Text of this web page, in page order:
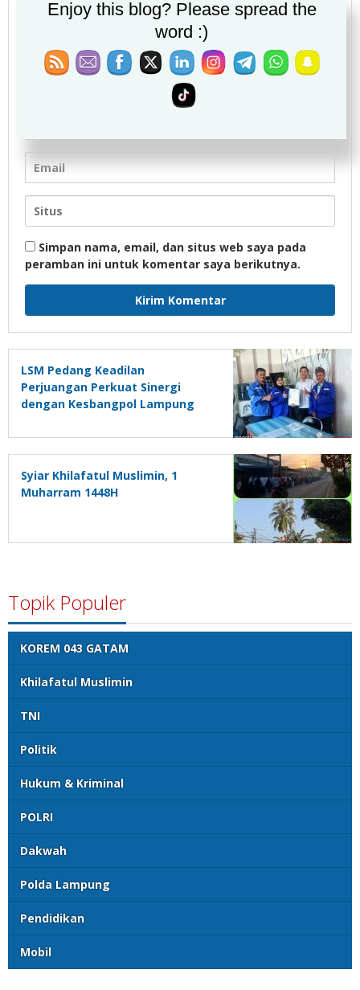
Simpan nama, email, dan situs web saya pada
peramban ini untuk komentar saya berikutnya.
LSM Pedang Keadilan
Perjuangan Perkuat Sinergi
dengan Kesbangpol Lampung
Syiar Khilafatul Muslimin, 1
Muharram 1448H
Topik Populer
KOREM 043 GATAM
Khilafatul Muslimin
TNI
Politik
Hukum & Kriminal
POLRI
Dakwah
Polda Lampung
Pendidikan
Mobil
Enjoy this blog? Please spread the
word :)